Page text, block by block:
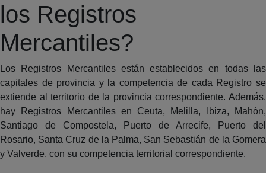
los Registros
Mercantiles?
Los Registros Mercantiles están establecidos en todas las
capitales de provincia y la competencia de cada Registro se
extiende al territorio de la provincia correspondiente. Además,
hay Registros Mercantiles en Ceuta, Melilla, Ibiza, Mahón,
Santiago de Compostela, Puerto de Arrecife, Puerto del
Rosario, Santa Cruz de la Palma, San Sebastián de la Gomera
y Valverde, con su competencia territorial correspondiente.